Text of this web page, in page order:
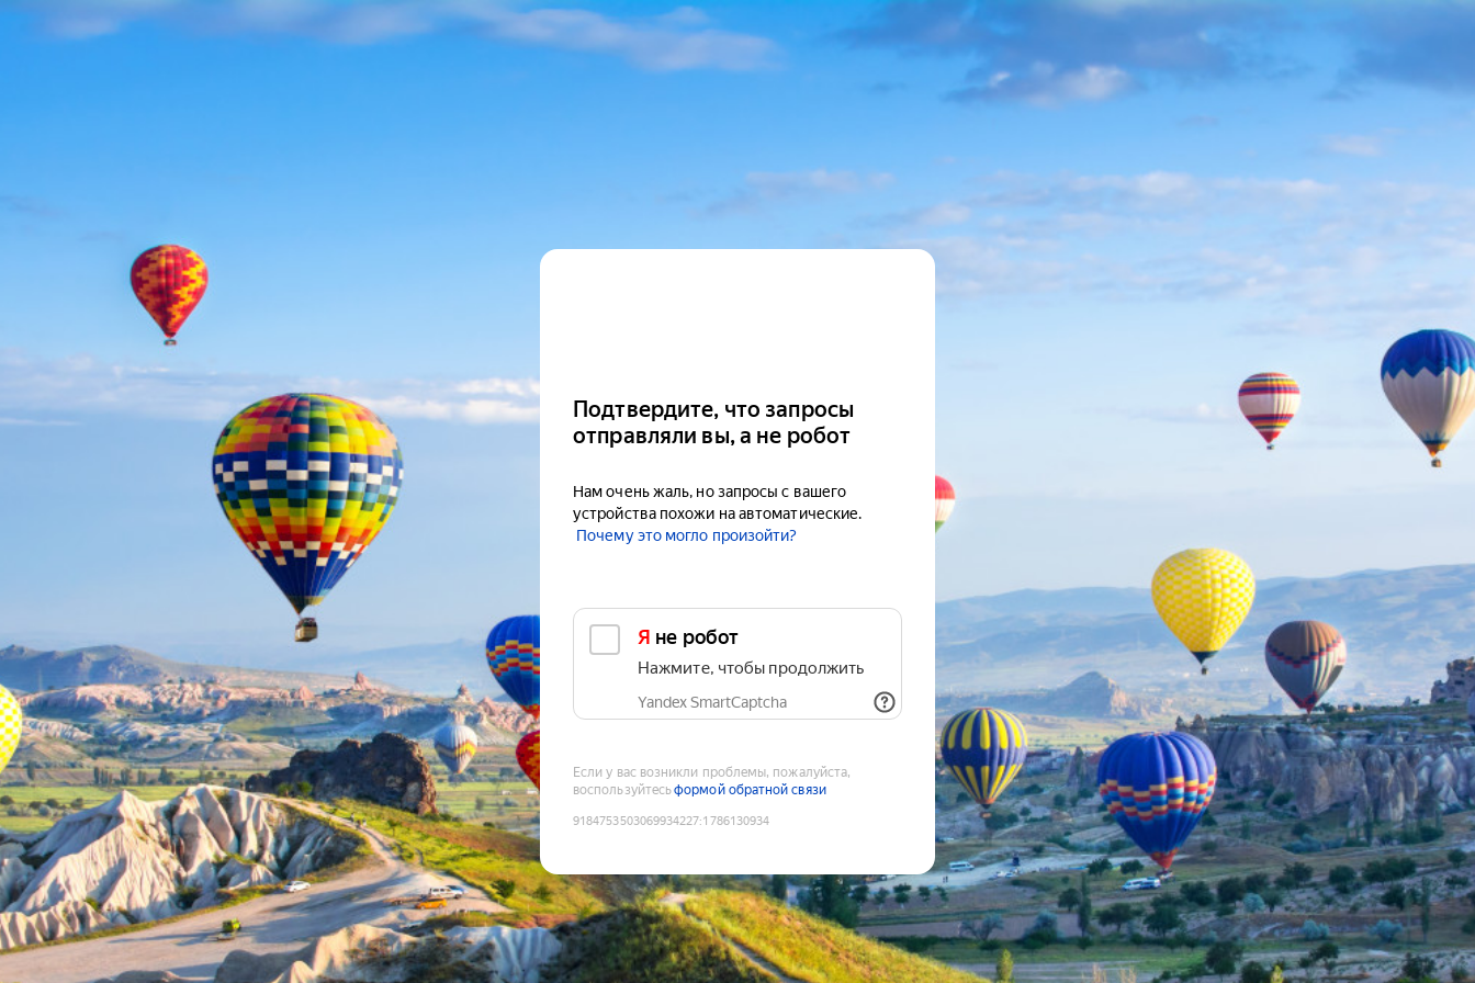
Подтвердите, что запросы
отправляли вы, а не робот
Нам очень жаль, но запросы с вашего
устройства похожи на автоматические.
Почему это могло произойти?
Я не робот
Нажмите, чтобы продолжить
Yandex SmartCaptcha
Если у вас возникли проблемы, пожалуйста,
воспользуйтесьформой обратной связи
9184753503069934227:1786130934